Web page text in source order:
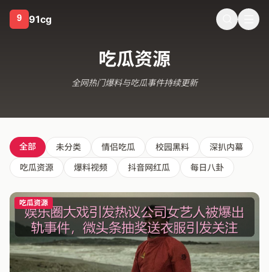
91cg
某位当红明星虚假恋情曝光引发吃瓜风暴，娱乐圈的炒作真
吃瓜资源
全网热门爆料与吃瓜事件持续更新
全部 未分类 情侣吃瓜 校园黑料
深扒内幕
吃瓜资源
爆料视频 抖音网红瓜 每日八卦
吃瓜资源